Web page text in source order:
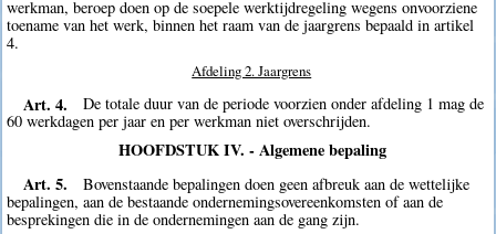
werkman, beroep doen op de soepele werktijdregeling wegens onvoorziene
toename van het werk, binnen het raam van de jaargrens bepaald in artikel
4.
Afdeling 2. Jaargrens
Art. 4.
De totale duur van de periode voorzien onder afdeling 1 mag de
60 werkdagen per jaar en per werkman niet overschrijden.
HOOFDSTUK IV. - Algemene bepaling
Art. 5.
Bovenstaande bepalingen doen geen afbreuk aan de wettelijke
bepalingen, aan de bestaande ondernemingsovereenkomsten of aan de
besprekingen die in de ondernemingen aan de gang zijn.